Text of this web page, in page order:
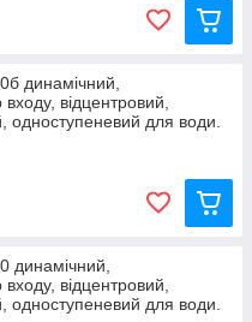
динамічний,
відцентровий,
одноступеневий для води.
динамічний,
відцентровий,
одноступеневий для води.